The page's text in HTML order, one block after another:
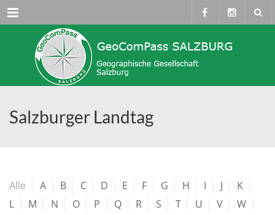
Menü
Salzburger Landtag
Alle A B C D E F G H I J
K
L
M N O P Q R S T U V
W